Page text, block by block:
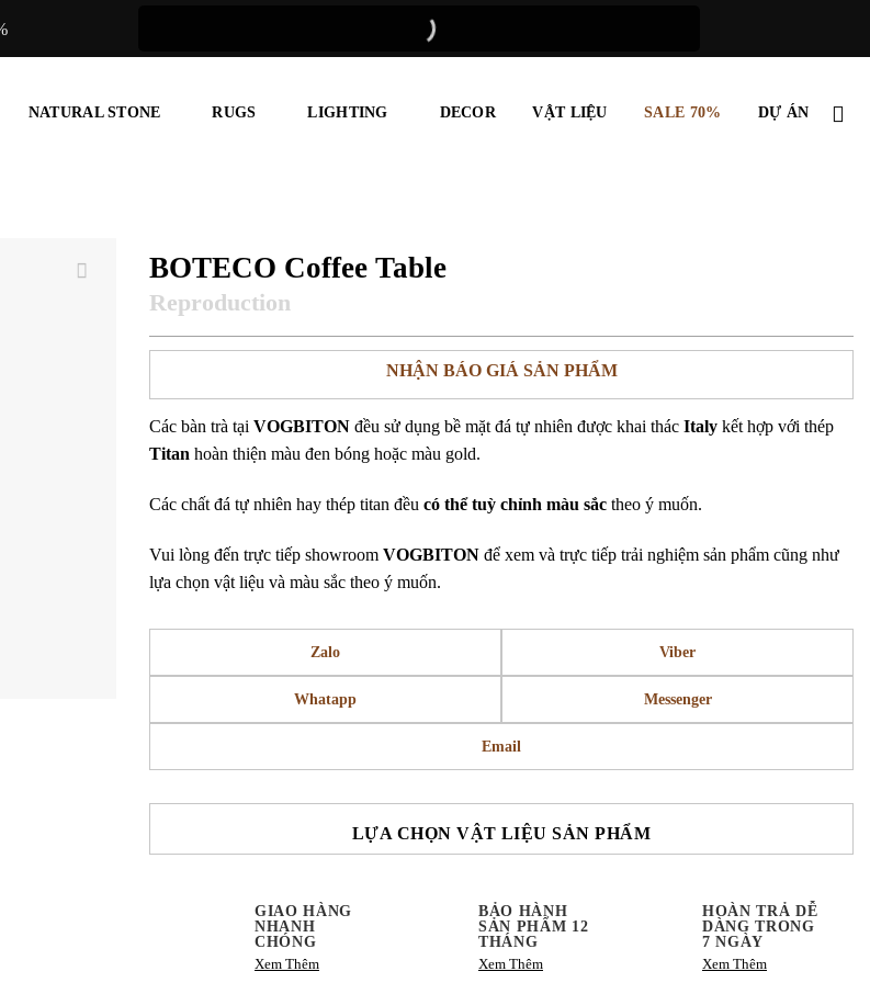
NATURAL STONE RUGS LIGHTING DECOR VẬT LIỆU SALE 70% DỰ ÁN
BOTECO Coffee Table
NHẬN BÁO GIÁ SẢN PHẨM
Các bàn trà tại VOGBITON đều sử dụng bề mặt đá tự nhiên được khai thác Italy kết hợp với thép
Titan hoàn thiện màu đen bóng hoặc màu gold.
Các chất đá tự nhiên hay thép titan đều có thể tuỳ chỉnh màu sắc theo ý muốn.
Vui lòng đến trực tiếp showroom VOGBITON để xem và trực tiếp trải nghiệm sản phẩm cũng như
lựa chọn vật liệu và màu sắc theo ý muốn.
Zalo Viber
Whatapp Messenger
Email
LỰA CHỌN VẬT LIỆU SẢN PHẨM
GIAO HÀNG
NHANH
CHÓNG
Xem Thêm
BẢO HÀNH
SẢN PHẨM 12
THÁNG
Xem Thêm
HOÀN TRẢ DỄ
DÀNG TRONG
7 NGÀY
Xem Thêm